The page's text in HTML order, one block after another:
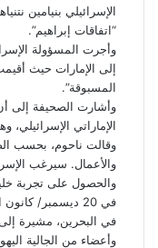
الإسرائيلي بنيامين
“اتفاقات إبراهيم”.
وأجرت المسؤولة
إلى الإمارات حيث
المسبوقة”.
وأشارت الصحيفة إلى
الإماراتي
وقالت ناحوم، بحسب
والأعمال. سيرغب
والحصول على تجربة
في 20 ديسمبر/
في البحرين، مشيرة
وأعضاء من الجالية